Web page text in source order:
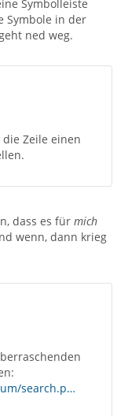
Symbolleiste
Symbole in der
ned weg.
Zeile einen
dass es für mich
wenn, dann krieg
search.p…